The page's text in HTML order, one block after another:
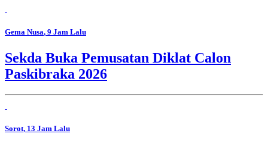
Gema Nusa, 9 Jam Lalu
Sekda Buka Pemusatan Diklat Calon
Paskibraka 2026
Sorot, 13 Jam Lalu